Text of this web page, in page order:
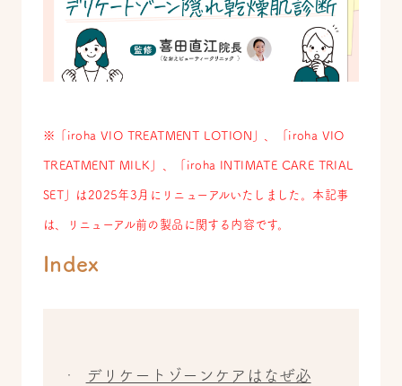
※「iroha VIO TREATMENT LOTION」、「iroha VIO
TREATMENT MILK」、「iroha INTIMATE CARE TRIAL
SET」は2025年3月にリニューアルいたしました。本記事
は、リニューアル前の製品に関する内容です。
Index
デリケートゾーンケアはなぜ必